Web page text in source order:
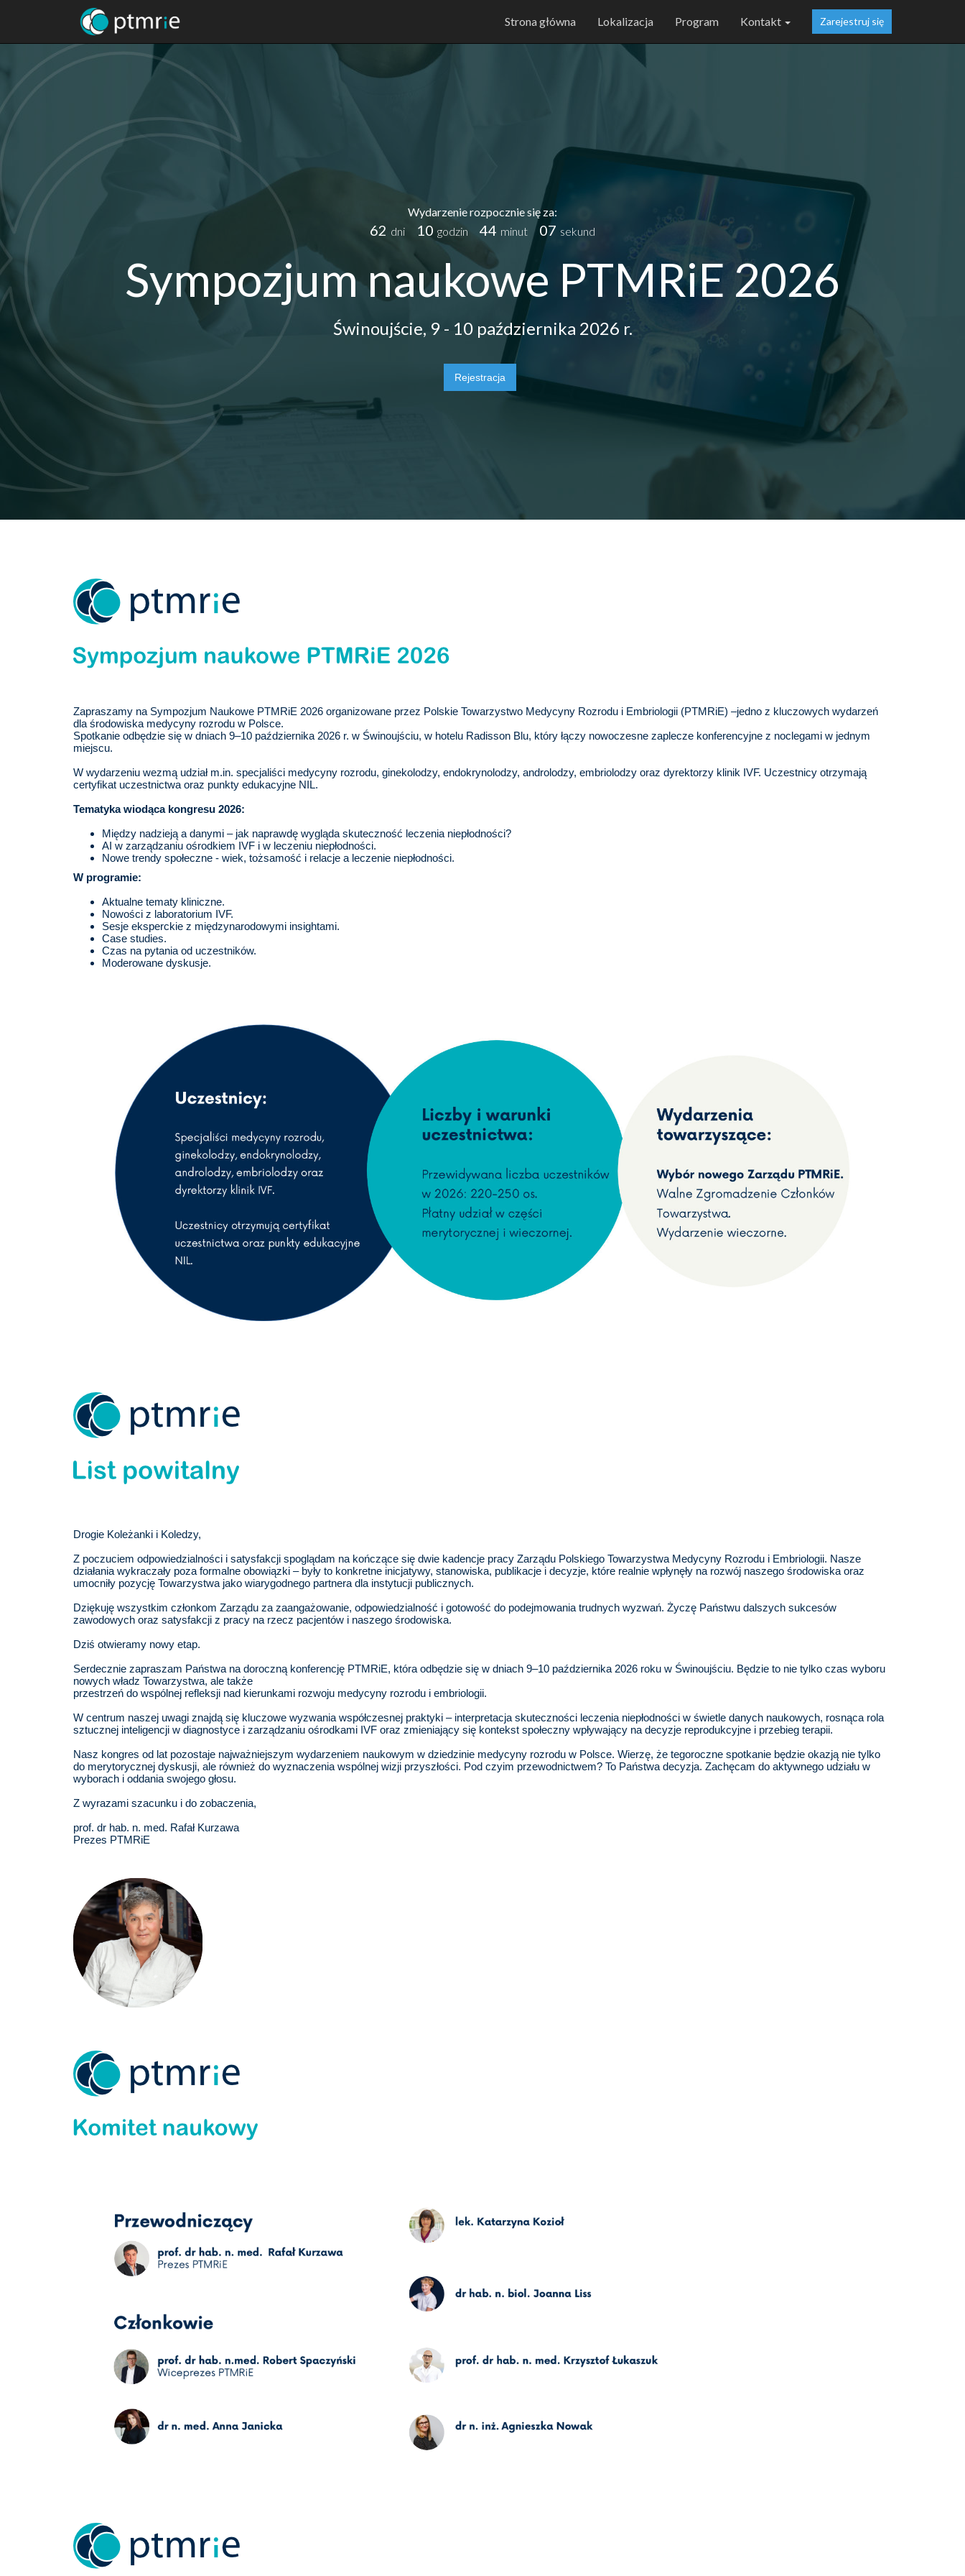
Strona główna Lokalizacja Program Kontakt Zarejestruj się
Wydarzenie rozpocznie się za:
62 dni 10 godzin 44 minut 06 sekund
Sympozjum naukowe PTMRiE 2026
Świnoujście, 9 - 10 października 2026 r.
Rejestracja
Zapraszamy na Sympozjum Naukowe PTMRiE 2026 organizowane przez Polskie Towarzystwo Medycyny Rozrodu i Embriologii (PTMRiE) –jedno z kluczowych wydarzeń
dla środowiska medycyny rozrodu w Polsce.
Spotkanie odbędzie się w dniach 9–10 października 2026 r. w Świnoujściu, w hotelu Radisson Blu, który łączy nowoczesne zaplecze konferencyjne z noclegami w jednym
miejscu.
W wydarzeniu wezmą udział m.in. specjaliści medycyny rozrodu, ginekolodzy, endokrynolodzy, androlodzy, embriolodzy oraz dyrektorzy klinik IVF. Uczestnicy otrzymają
certyfikat uczestnictwa oraz punkty edukacyjne NIL.
Tematyka wiodąca kongresu 2026:
Między nadzieją a danymi – jak naprawdę wygląda skuteczność leczenia niepłodności?
AI w zarządzaniu ośrodkiem IVF i w leczeniu niepłodności.
Nowe trendy społeczne - wiek, tożsamość i relacje a leczenie niepłodności.
W programie:
Aktualne tematy kliniczne.
Nowości z laboratorium IVF.
Sesje eksperckie z międzynarodowymi insightami.
Case studies.
Czas na pytania od uczestników.
Moderowane dyskusje.
Drogie Koleżanki i Koledzy,
Z poczuciem odpowiedzialności i satysfakcji spoglądam na kończące się dwie kadencje pracy Zarządu Polskiego Towarzystwa Medycyny Rozrodu i Embriologii. Nasze
działania wykraczały poza formalne obowiązki – były to konkretne inicjatywy, stanowiska, publikacje i decyzje, które realnie wpłynęły na rozwój naszego środowiska oraz
umocniły pozycję Towarzystwa jako wiarygodnego partnera dla instytucji publicznych.
Dziękuję wszystkim członkom Zarządu za zaangażowanie, odpowiedzialność i gotowość do podejmowania trudnych wyzwań. Życzę Państwu dalszych sukcesów
zawodowych oraz satysfakcji z pracy na rzecz pacjentów i naszego środowiska.
Dziś otwieramy nowy etap.
Serdecznie zapraszam Państwa na doroczną konferencję PTMRiE, która odbędzie się w dniach 9–10 października 2026 roku w Świnoujściu. Będzie to nie tylko czas wyboru
nowych władz Towarzystwa, ale także
przestrzeń do wspólnej refleksji nad kierunkami rozwoju medycyny rozrodu i embriologii.
W centrum naszej uwagi znajdą się kluczowe wyzwania współczesnej praktyki – interpretacja skuteczności leczenia niepłodności w świetle danych naukowych, rosnąca rola
sztucznej inteligencji w diagnostyce i zarządzaniu ośrodkami IVF oraz zmieniający się kontekst społeczny wpływający na decyzje reprodukcyjne i przebieg terapii.
Nasz kongres od lat pozostaje najważniejszym wydarzeniem naukowym w dziedzinie medycyny rozrodu w Polsce. Wierzę, że tegoroczne spotkanie będzie okazją nie tylko
do merytorycznej dyskusji, ale również do wyznaczenia wspólnej wizji przyszłości. Pod czyim przewodnictwem? To Państwa decyzja. Zachęcam do aktywnego udziału w
wyborach i oddania swojego głosu.
Z wyrazami szacunku i do zobaczenia,
prof. dr hab. n. med. Rafał Kurzawa
Prezes PTMRiE